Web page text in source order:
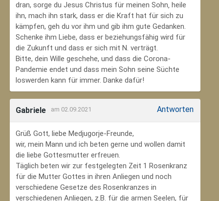
dran, sorge du Jesus Christus für meinen Sohn‚ heile
ihn, mach ihn stark, dass er die Kraft hat für sich zu
kämpfen, geh du vor ihm und gib ihm gute Gedanken.
Schenke ihm Liebe, dass er beziehungsfähig wird für
die Zukunft und dass er sich mit N. verträgt.
Bitte, dein Wille geschehe, und dass die Corona-
Pandemie endet und dass mein Sohn seine Süchte
loswerden kann für immer. Danke dafür!
Gabriele am 02.09.2021 Antworten
Grüß Gott, liebe Medjugorje-Freunde,
wir, mein Mann und ich beten gerne und wollen damit
die liebe Gottesmutter erfreuen.
Täglich beten wir zur festgelegten Zeit 1 Rosenkranz
für die Mutter Gottes in ihren Anliegen und noch
verschiedene Gesetze des Rosenkranzes in
verschiedenen Anliegen, z.B. für die armen Seelen, für